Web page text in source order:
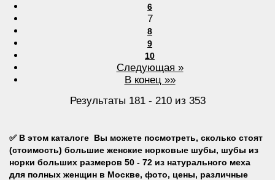
6
7
8
9
10
Следующая »
В конец »»
Результаты 181 - 210 из 353
✅ В этом каталоге Вы можете посмотреть, сколько стоят
(стоимость) большие женские норковые шубы, шубы из
норки больших размеров 50 - 72 из натурального меха
для полных женщин в Москве, фото, цены, различные